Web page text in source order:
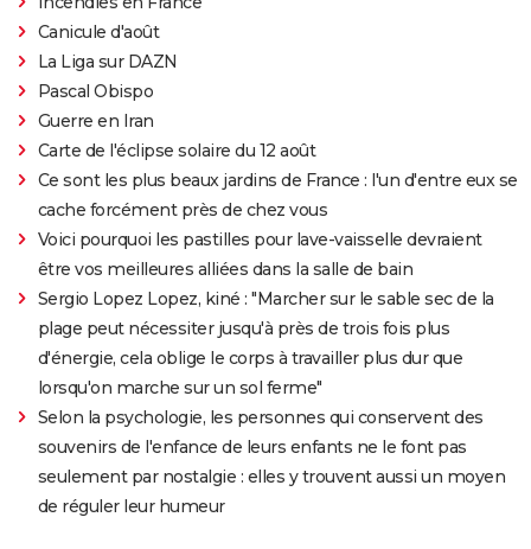
Canicule d'août
La Liga sur DAZN
Pascal Obispo
Guerre en Iran
Carte de l'éclipse solaire du 12 août
Ce sont les plus beaux jardins de France : l'un d'entre eux se
cache forcément près de chez vous
Voici pourquoi les pastilles pour lave-vaisselle devraient
être vos meilleures alliées dans la salle de bain
Sergio Lopez Lopez, kiné : "Marcher sur le sable sec de la
plage peut nécessiter jusqu'à près de trois fois plus
d'énergie, cela oblige le corps à travailler plus dur que
lorsqu'on marche sur un sol ferme"
Selon la psychologie, les personnes qui conservent des
souvenirs de l'enfance de leurs enfants ne le font pas
seulement par nostalgie : elles y trouvent aussi un moyen
de réguler leur humeur